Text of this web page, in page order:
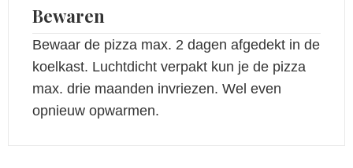
Bewaren
Bewaar de pizza max. 2 dagen afgedekt in de
koelkast. Luchtdicht verpakt kun je de pizza
max. drie maanden invriezen. Wel even
opnieuw opwarmen.